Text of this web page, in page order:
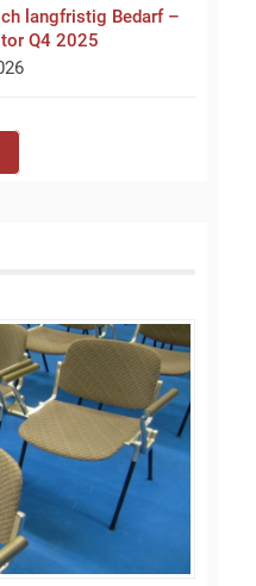
langfristig Bedarf –
Q4 2025